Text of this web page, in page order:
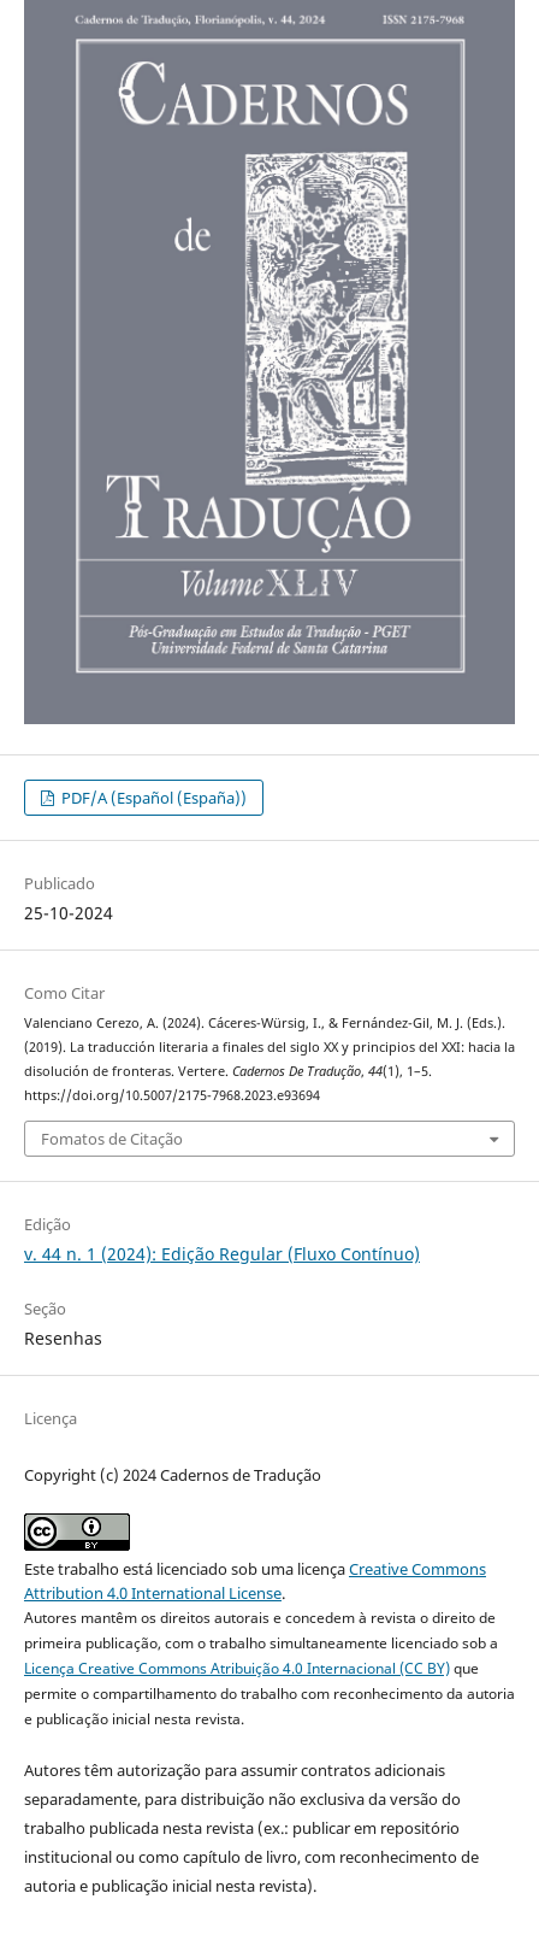
PDF/A (Español (España))
Publicado
25-10-2024
Como Citar
Valenciano Cerezo, A. (2024). Cáceres-Würsig, I., & Fernández-Gil, M. J. (Eds.).
(2019). La traducción literaria a finales del siglo XX y principios del XXI: hacia la
disolución de fronteras. Vertere. Cadernos De Tradução, 44(1), 1–5.
https://doi.org/10.5007/2175-7968.2023.e93694
Fomatos de Citação
Edição
v. 44 n. 1 (2024): Edição Regular (Fluxo Contínuo)
Seção
Resenhas
Licença
Copyright (c) 2024 Cadernos de Tradução
Este trabalho está licenciado sob uma licençaCreative Commons
Attribution 4.0 International License.
Autores mantêm os direitos autorais e concedem à revista o direito de
primeira publicação, com o trabalho simultaneamente licenciado sob a
Licença Creative Commons Atribuição 4.0 Internacional (CC BY)que
permite o compartilhamento do trabalho com reconhecimento da autoria
e publicação inicial nesta revista.
Autores têm autorização para assumir contratos adicionais
separadamente, para distribuição não exclusiva da versão do
trabalho publicada nesta revista (ex.: publicar em repositório
institucional ou como capítulo de livro, com reconhecimento de
autoria e publicação inicial nesta revista).